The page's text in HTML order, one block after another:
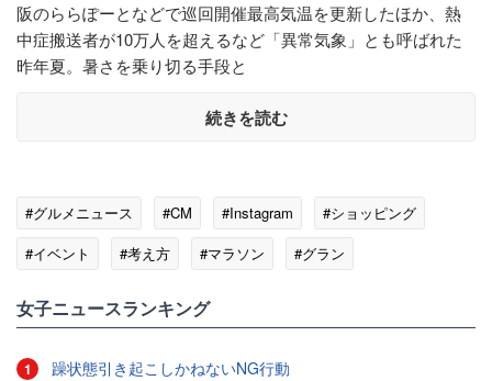
阪のららぽーとなどで巡回開催最高気温を更新したほか、熱
中症搬送者が10万人を超えるなど「異常気象」とも呼ばれた
昨年夏。暑さを乗り切る手段と
続きを読む
#グルメニュース #CM #Instagram
#ショッピング
#イベント
#考え方 #マラソン #グラン
女子ニュースランキング
1 躁状態引き起こしかねないNG行動